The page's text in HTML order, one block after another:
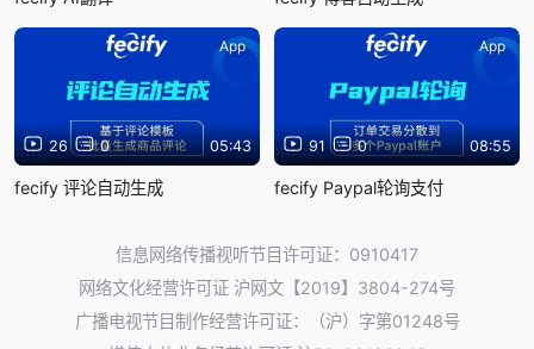
26 0 05:43
App
fecify 评论自动生成
91 0 08:55
App
fecify Paypal轮询支付
信息网络传播视听节目许可证：0910417
网络文化经营许可证 沪网文【2019】3804-274号
广播电视节目制作经营许可证：（沪）字第01248号